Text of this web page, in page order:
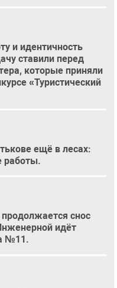
и идентичность
ставили перед
которые приняли
«Туристический
ещё в лесах:
работы.
снос
идёт
№11.